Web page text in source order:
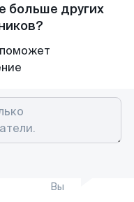
больше других
Вы